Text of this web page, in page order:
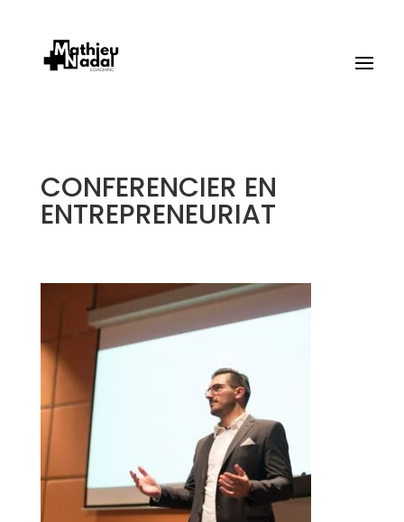
CONFERENCIER EN
ENTREPRENEURIAT